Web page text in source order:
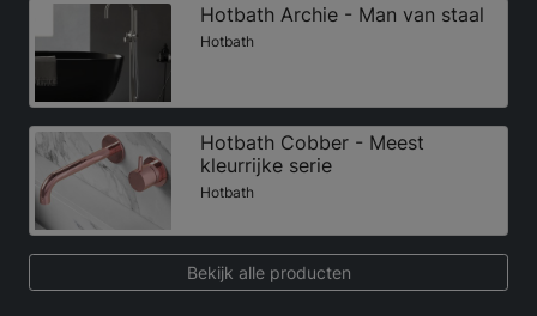
Hotbath Archie - Man van staal
Hotbath
Hotbath Cobber - Meest
kleurrijke serie
Hotbath
Bekijk alle producten